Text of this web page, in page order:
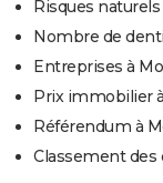
Risques
Nombre de
Entreprises à
Prix immobilier
Référendum à
Classement des